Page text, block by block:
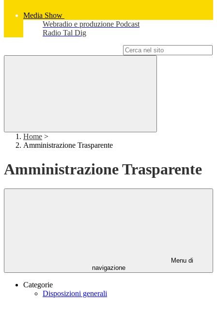
Media Show
Webradio e produzione Podcast
Radio Tal Dig
Home >
Amministrazione Trasparente
Amministrazione Trasparente
Menu di
navigazione
Categorie
Disposizioni generali